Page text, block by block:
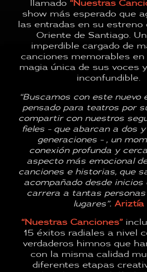
llamado “Nuestras
show más esperado que
las entradas en su estreno
Oriente de Santiago.
imperdible cargado de
canciones memorables en
magia única de sus voces
inconfundible.
“Buscamos con este nuevo
pensado para teatros por
compartir con nuestros
fieles - que abarcan a dos
generaciones - , un
conexión profunda y
aspecto más emocional
canciones e historias, que
acompañado desde inicios
carrera a tantas
lugares”. Ariztía
“Nuestras Canciones”
15 éxitos radiales a nivel
verdaderos himnos que
con la misma calidad
diferentes etapas